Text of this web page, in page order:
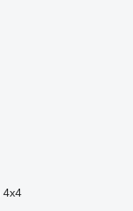
4x4